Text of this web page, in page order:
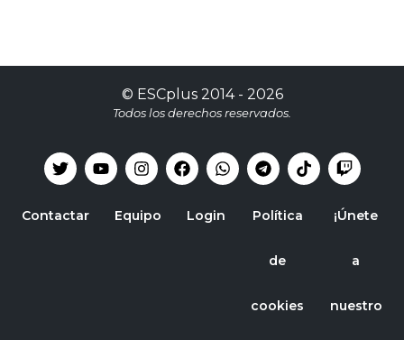
© ESCplus2014 - 2026
Todos los derechos reservados.
Contactar Equipo Login Política
de
cookies
¡Únete
a
nuestro